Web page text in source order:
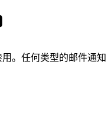
。任何类型的邮件通知